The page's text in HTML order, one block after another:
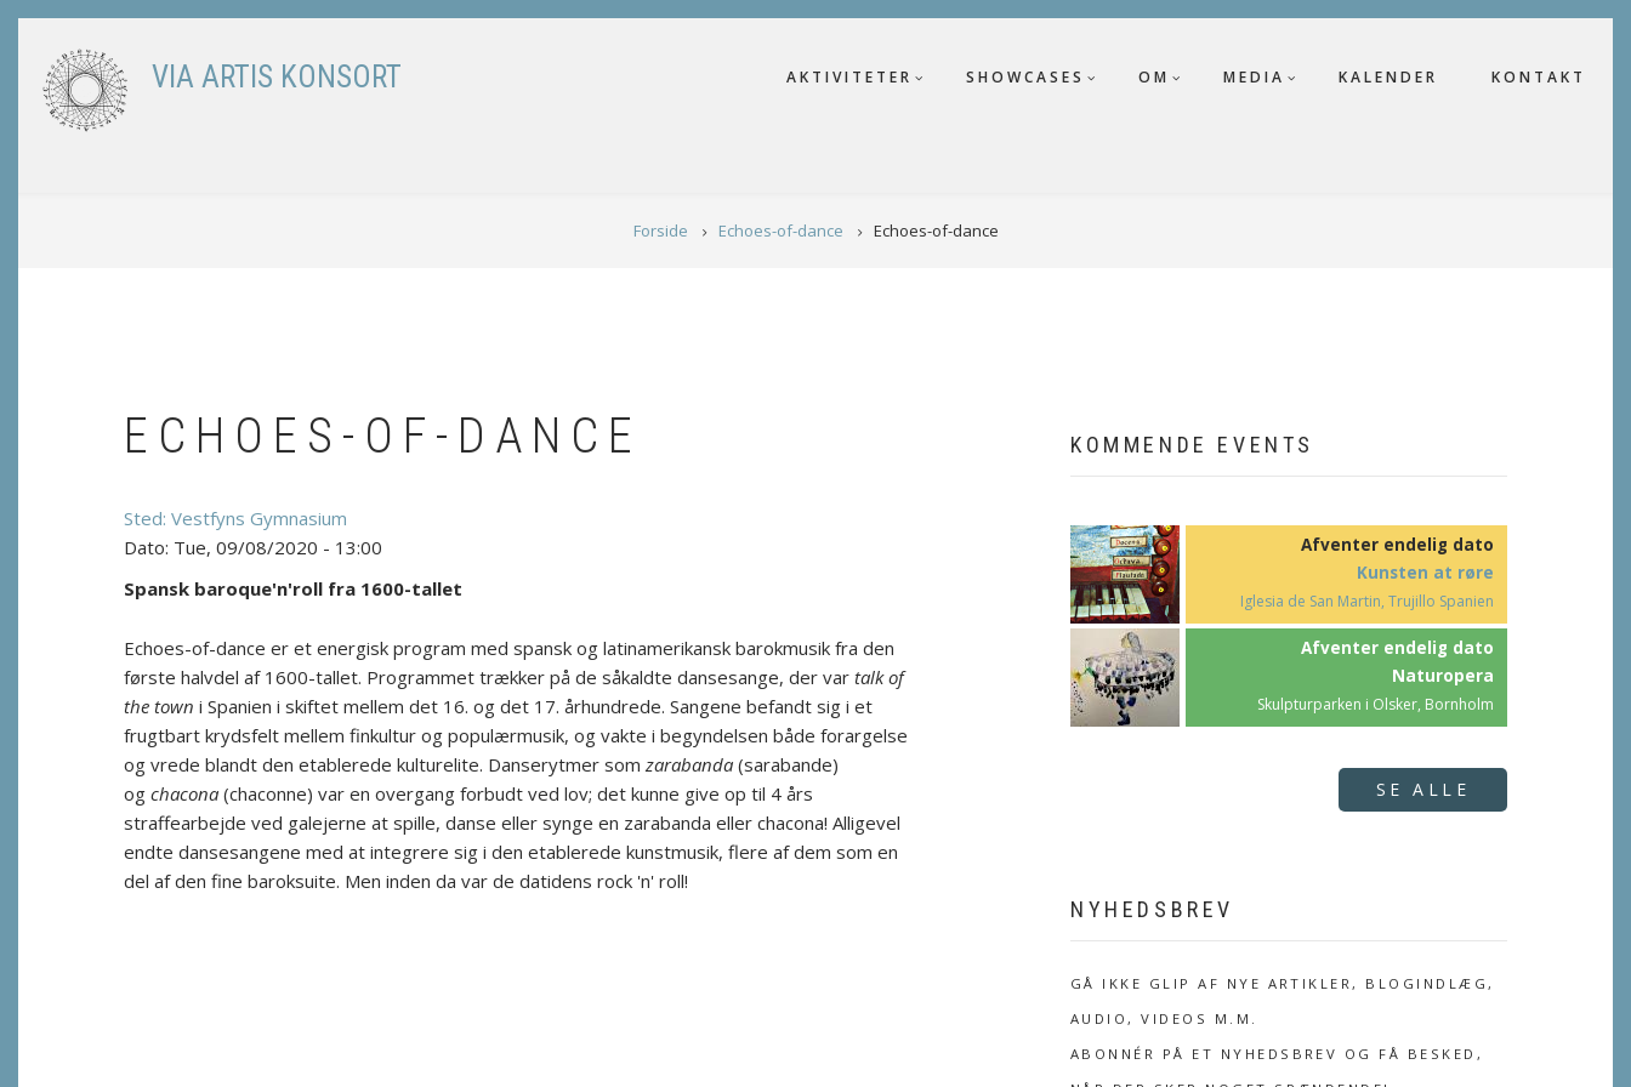
Skip
content
VIA ARTIS KONSORT AKTIVITETER SHOWCASES OM MEDIA KALENDER KONTAKT
Forside Echoes-of-dance Echoes-of-dance
ECHOES-OF-DANCE
Vestfyns Gymnasium
Tue, 09/08/2020 - 13:00
Spansk baroque'n'roll fra 1600-tallet
Echoes-of-dance er et energisk program med spansk og latinamerikansk barokmusik fra den
første halvdel af 1600-tallet. Programmet trækker på de såkaldte dansesange, der var talk of
the town i Spanien i skiftet mellem det 16. og det 17. århundrede. Sangene befandt sig i et
frugtbart krydsfelt mellem finkultur og populærmusik, og vakte i begyndelsen både forargelse
og vrede blandt den etablerede kulturelite. Danserytmer somzarabanda (sarabande)
og chacona (chaconne) var en overgang forbudt ved lov; det kunne give op til 4 års
straffearbejde ved galejerne at spille, danse eller synge en zarabanda eller chacona! Alligevel
endte dansesangene med at integrere sig i den etablerede kunstmusik, flere af dem som en
del af den fine baroksuite. Men inden da var de datidens rock 'n' roll!
KOMMENDE EVENTS
Afventer endelig dato
Kunsten at røre
Iglesia de San Martin, Trujillo Spanien
Afventer endelig dato
Naturopera
Skulpturparken i Olsker, Bornholm
SE ALLE
NYHEDSBREV
GÅ IKKE GLIP AF NYE ARTIKLER, BLOGINDLÆG,
AUDIO, VIDEOS M.M.
ABONNÉR PÅ ET NYHEDSBREV OG FÅ BESKED,